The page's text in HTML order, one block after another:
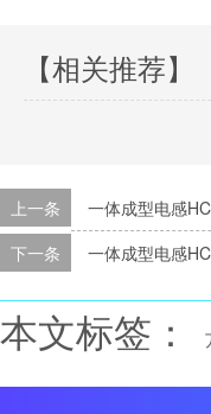
【相关推荐】
上一条
一体成型电感
下一条
一体成型电感
本文标签：